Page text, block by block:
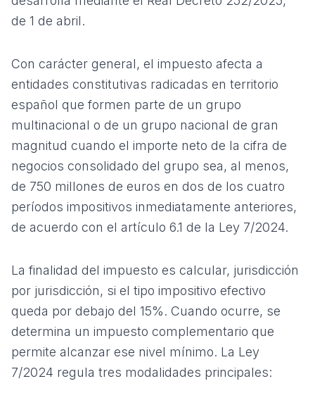
de 1 de abril.
Con carácter general, el impuesto afecta a
entidades constitutivas radicadas en territorio
español que formen parte de un grupo
multinacional o de un grupo nacional de gran
magnitud cuando el importe neto de la cifra de
negocios consolidado del grupo sea, al menos,
de 750 millones de euros en dos de los cuatro
períodos impositivos inmediatamente anteriores,
de acuerdo con el artículo 6.1 de la Ley 7/2024.
La finalidad del impuesto es calcular, jurisdicción
por jurisdicción, si el tipo impositivo efectivo
queda por debajo del 15%. Cuando ocurre, se
determina un impuesto complementario que
permite alcanzar ese nivel mínimo. La Ley
7/2024 regula tres modalidades principales: